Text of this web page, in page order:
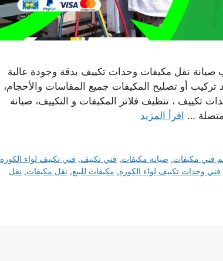
صيانة نقل مكيفات وحدات تكييف بدقة وجودة عالية
أو تصليح المكيفات جميع المقاسات والأحجام،
تكييف ، تنظيف فلاتر المكيفات و التكييف، صيانة
متصلة … اقرأ المزيد
فني مكيفات, صيانة مكيفات, فني تكييف, فني تكييف لواء الكوره
فني وحدات تكييف لواء الكوره, مكيفات للبيع, نقل مكيفات, نقل